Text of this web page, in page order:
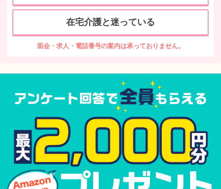
在宅介護と迷っている
面会・求人・電話番号の案内は承っておりません。